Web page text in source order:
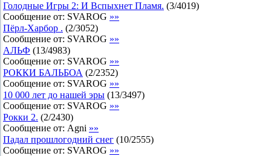
Голодные Игры 2: И Вспыхнет Пламя. (3/4019)
Сообщение от: SVAROG »»
Пёрл-Харбор . (2/3052)
Сообщение от: SVAROG »»
АЛЬФ (13/4983)
Сообщение от: SVAROG »»
РОККИ БАЛЬБОА (2/2352)
Сообщение от: SVAROG »»
10 000 лет до нашей эры (13/3497)
Сообщение от: SVAROG »»
Рокки 2. (2/2430)
Сообщение от: Agni »»
Падал прошлогодний снег (10/2555)
Сообщение от: SVAROG »»